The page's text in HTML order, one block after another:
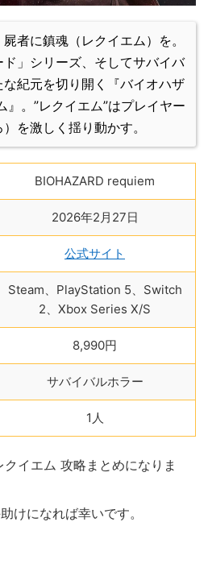
者に鎮魂（レクイエム）を。
ド」シリーズ、そしてサバイバ
な紀元を切り開く『バイオハザ
』。”レクイエム”はプレイヤー
を激しく揺り動かす。
BIOHAZARD requiem
2026年2月27日
公式サイト
Steam、PlayStation 5、Switch
2、Xbox Series X/S
8,990円
サバイバルホラー
1人
イエム 攻略まとめになりま
けになれば幸いです。